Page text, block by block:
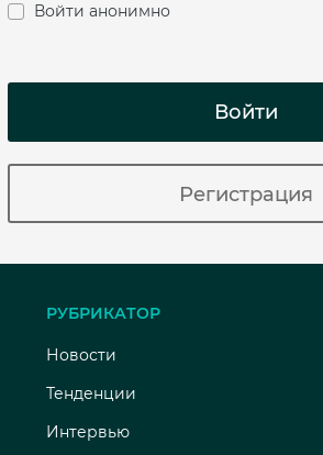
Войти анонимно
Войти
Регистрация
РУБРИКАТОР
Новости
Тенденции
Интервью